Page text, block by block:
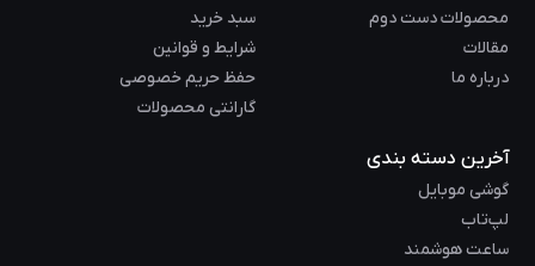
محصولات دست دوم
مقالات
درباره ما
سبد خرید
شرایط و قوانین
حفظ حریم خصوصی
گارانتی محصولات
آخرین دسته بندی
گوشی موبایل
لپ‌تاب
ساعت هوشمند